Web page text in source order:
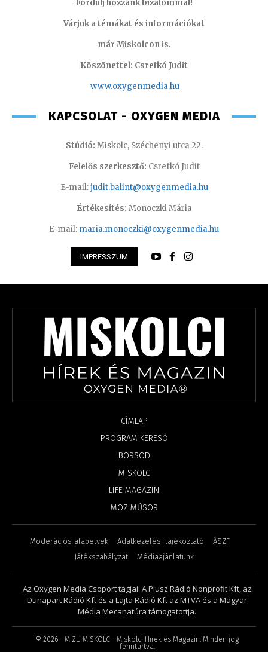
Fordulj hozzánk bizalommal!
Várjuk a témákat és információkat
már Miskolcon is.
Köszönettel: Csrefkó Judit
www.oxygenmedia.hu
KAPCSOLAT - OXYGEN MEDIA
Stúdió: Miskolc, Széchenyi utca 22.
Felelős szerkesztő: Csrefkó Judit
E-mail:judit.balint@oxygenmedia.hu
Értékesítés: Monoczki Mária
E-mail: maria.monoczki@oxygenmedia.hu
IMPRESSZUM
CÍMLAP
PROGRAM KERESŐ
BORSOD
MISKOLC
LIFE MAGAZIN
MOZIMŰSOR
Moderációs alapelvek Adatkezelési tájékoztató
ÁSZF
Játékszabályzat
Médiaajánlatunk
Az Oxygen Media Csoport tagjai: A Plusz Rádió Nonprofit Kft, az
Dunapart Rádió Kft és a Lajta Rádió Kft az MTVA és a Magyar
Média Mecanatúra támogatottja.
© 2026- MIZU MISKOLC - Miskolci Hírek és Magazin. Minden jog
fenntartva.